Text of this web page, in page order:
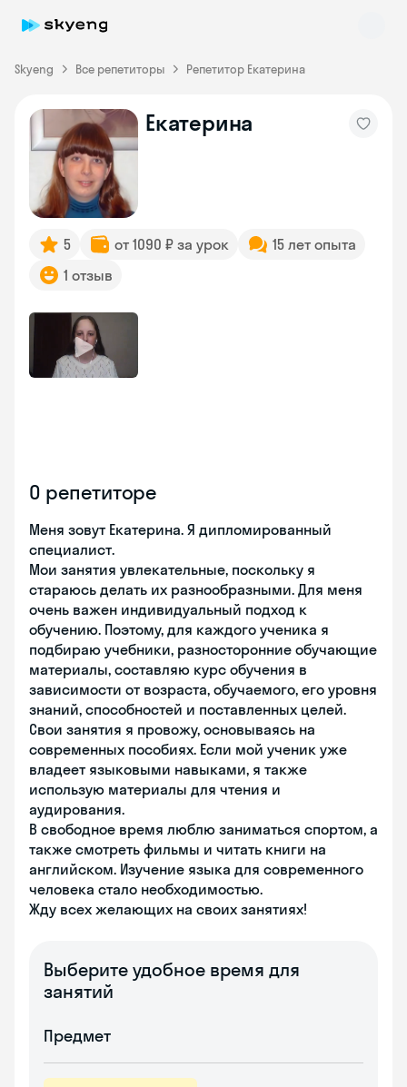
Skyeng Все репетиторы Репетитор Екатерина
Екатерина
5 от 1090 ₽ за урок
15 лет опыта
1 отзыв
О репетиторе
Меня зовут Екатерина. Я дипломированный
специалист.
Мои занятия увлекательные, поскольку я
стараюсь делать их разнообразными. Для меня
очень важен индивидуальный подход к
обучению. Поэтому, для каждого ученика я
подбираю учебники, разносторонние обучающие
материалы, составляю курс обучения в
зависимости от возраста, обучаемого, его уровня
знаний, способностей и поставленных целей.
Свои занятия я провожу, основываясь на
современных пособиях. Если мой ученик уже
владеет языковыми навыками, я также
использую материалы для чтения и
аудирования.
В свободное время люблю заниматься спортом, а
также смотреть фильмы и читать книги на
английском. Изучение языка для современного
человека стало необходимостью.
Жду всех желающих на своих занятиях!
Выберите удобное время для
занятий
Предмет
Skyeng Chat
online